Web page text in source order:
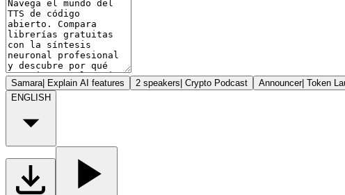
Samara| Explain AI features 2 speakers| Crypto Podcast Announcer| Token
ENGLISH